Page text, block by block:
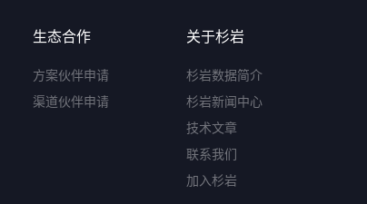
生态合作
方案伙伴申请
渠道伙伴申请
关于杉岩
杉岩数据简介
杉岩新闻中心
技术文章
联系我们
加入杉岩